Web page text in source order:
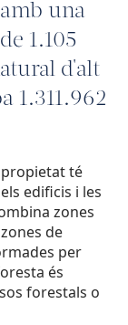
una
1.105
d'alt
1.311.962
propietat té
edificis i les
zones
de
per
és
forestals o